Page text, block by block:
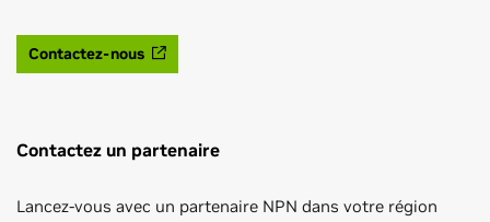
Contactez-nous
Contactez un partenaire
Lancez-vous avec un partenaire NPN dans votre région